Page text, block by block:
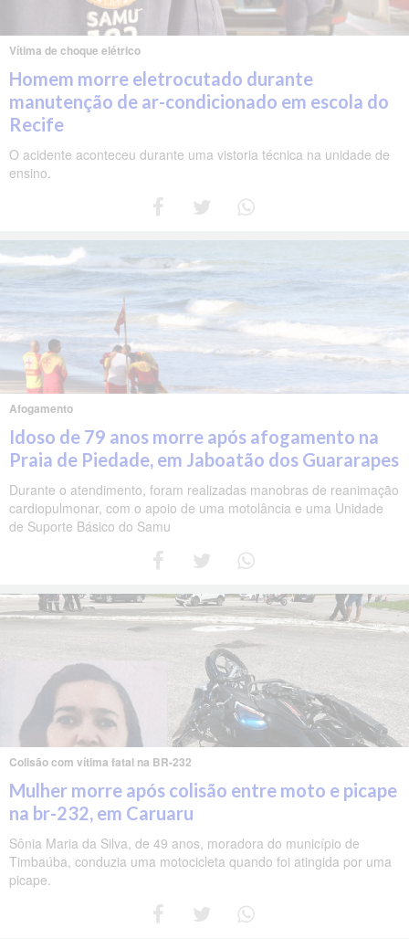
Vítima de choque elétrico
Homem morre eletrocutado durante
manutenção de ar-condicionado em escola do
Recife
O acidente aconteceu durante uma vistoria técnica na unidade de
ensino.
Afogamento
Idoso de 79 anos morre após afogamento na
Praia de Piedade, em Jaboatão dos Guararapes
Durante o atendimento, foram realizadas manobras de reanimação
cardiopulmonar, com o apoio de uma motolância e uma Unidade
de Suporte Básico do Samu
Colisão com vítima fatal na BR-232
Mulher morre após colisão entre moto e picape
na br-232, em Caruaru
Sônia Maria da Silva, de 49 anos, moradora do município de
Timbaúba, conduzia uma motocicleta quando foi atingida por uma
picape.